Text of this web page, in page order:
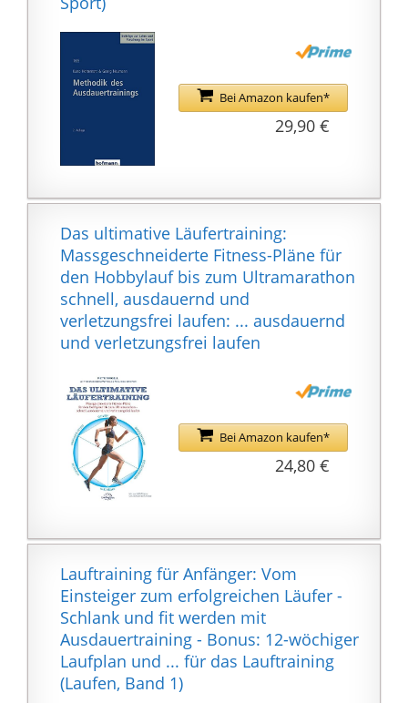
𝗠𝗲𝗱𝗶𝗮-𝗞𝗼𝗻𝘀𝗼𝗹𝗲:
Messen und speichern
Sie wichtige Fitness-
des Crosstrainers. 12 +
6 interaktive
Streckenvideos, HRC
Modus und
Wettkampfmodus sind
darauf bereits
vorinstalliert. Steigern
abwechslungsreich und
WEITERENTWICKLUNG
IMMER IM BLICK.
✅ 𝟲 𝗚𝗿𝗶𝗳𝗳𝗲 𝗳𝘂̈𝗿 𝗺𝗲𝗵𝗿
860 x 1870cm großen
Sie Ihre Arme immer in
perfekter Position. Er
bietet gleich 6
verschiedene feste und
bewegliche
Griffmöglichkeiten. Sie
Bei Amazon kaufen*
29,90 €
Das ultimative Läufertraining:
Massgeschneiderte Fitness-Pläne für
den Hobbylauf bis zum Ultramarathon
schnell, ausdauernd und
verletzungsfrei laufen: ... ausdauernd
und verletzungsfrei laufen
Bei Amazon kaufen*
24,80 €
Lauftraining für Anfänger: Vom
Einsteiger zum erfolgreichen Läufer -
Schlank und fit werden mit
Ausdauertraining - Bonus: 12-wöchiger
Laufplan und ... für das Lauftraining
(Laufen, Band 1)